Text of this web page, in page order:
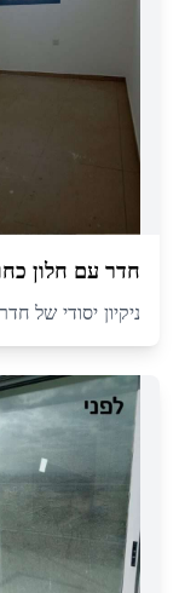
חדר עם חלון
ניקיון יסודי של